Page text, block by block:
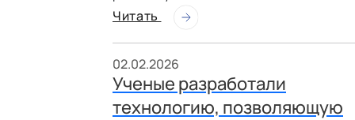
Читать
02.02.2026
Ученые разработали
технологию, позволяющую